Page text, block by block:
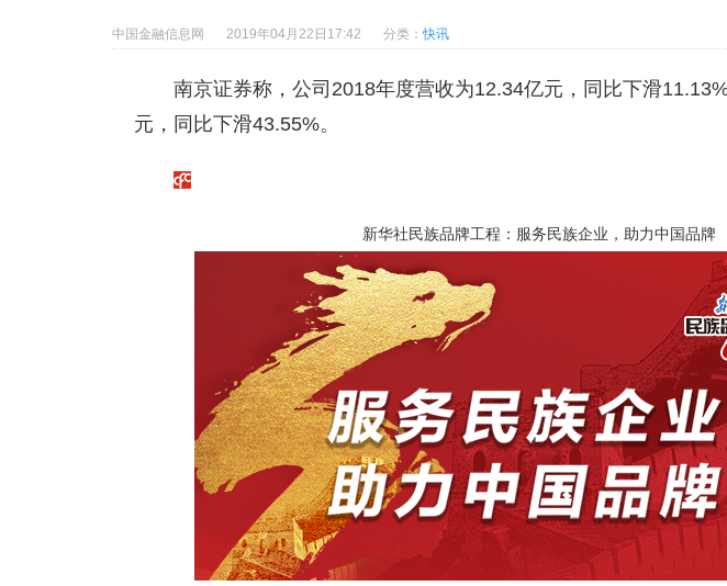
沥青期货连续两日涨逾
恒生聚源：北斗收官
中国金融信息网 2019年04月22日17:42 分类：快讯
南京证券称，公司2018年度营收为12.34亿元，同比下滑
元，同比下滑43.55%。
新华社民族品牌工程：服务民族企业，助力中国品牌